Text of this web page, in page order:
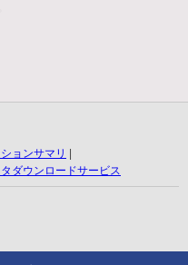
ョンサマリ
ダウンロードサービス